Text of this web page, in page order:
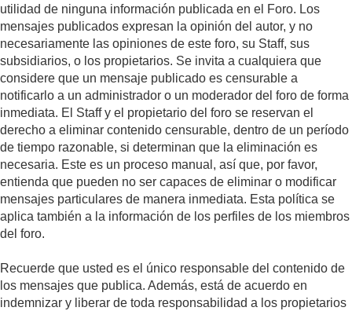
utilidad de ninguna información publicada en el Foro. Los
mensajes publicados expresan la opinión del autor, y no
necesariamente las opiniones de este foro, su Staff, sus
subsidiarios, o los propietarios. Se invita a cualquiera que
considere que un mensaje publicado es censurable a
notificarlo a un administrador o un moderador del foro de forma
inmediata. El Staff y el propietario del foro se reservan el
derecho a eliminar contenido censurable, dentro de un período
de tiempo razonable, si determinan que la eliminación es
necesaria. Este es un proceso manual, así que, por favor,
entienda que pueden no ser capaces de eliminar o modificar
mensajes particulares de manera inmediata. Esta política se
aplica también a la información de los perfiles de los miembros
del foro.
Recuerde que usted es el único responsable del contenido de
los mensajes que publica. Además, está de acuerdo en
indemnizar y liberar de toda responsabilidad a los propietarios